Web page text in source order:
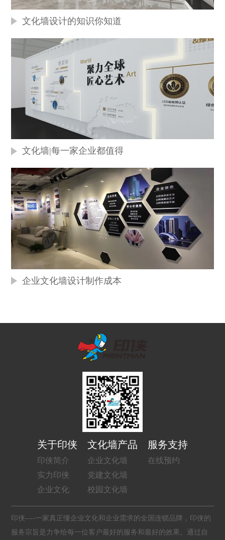
文化墙设计的知识你知道
文化墙|每一家企业都值得
企业文化墙设计制作成本
关于印侠
印侠简介
实力印侠
企业文化
文化墙产品
企业文化墙
党建文化墙
校园文化墙
服务支持
在线预约
印侠----一家真正懂企业文化和企业需求的全国连锁品牌，印侠的
服务宗旨是力争给每一位客户最好的服务和最好的效果。通过自